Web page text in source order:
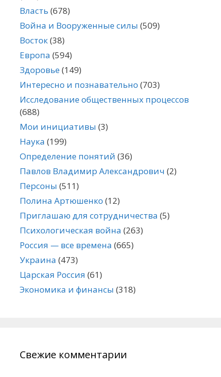
Власть (678)
Война и Вооруженные силы (509)
Восток(38)
Европа (594)
Здоровье(149)
Интересно и познавательно (703)
Исследование общественных процессов
(688)
Мои инициативы (3)
Наука (199)
Определение понятий (36)
Павлов Владимир Александрович (2)
Персоны (511)
Полина Артюшенко (12)
Приглашаю для сотрудничества (5)
Психологическая война (263)
Россия — все времена (665)
Украина (473)
Царская Россия (61)
Экономика и финансы (318)
Свежие комментарии